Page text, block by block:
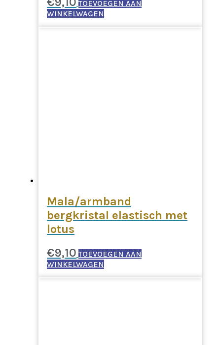
TOEVOEGEN AAN
WINKELWAGEN
Mala/armband
bergkristal elastisch met
lotus
€9,10 TOEVOEGEN AAN
WINKELWAGEN